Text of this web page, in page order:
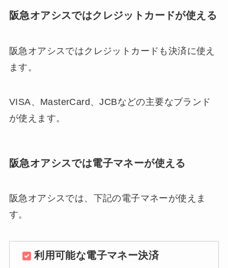
阪急オアシスではクレジットカードが使える
阪急オアシスではクレジットカードも決済に使え
ます。
VISA、MasterCard、JCBなどの主要なブランド
が使えます。
阪急オアシスでは電子マネーが使える
阪急オアシスでは、下記の電子マネーが使えま
す。
利用可能な電子マネー決済